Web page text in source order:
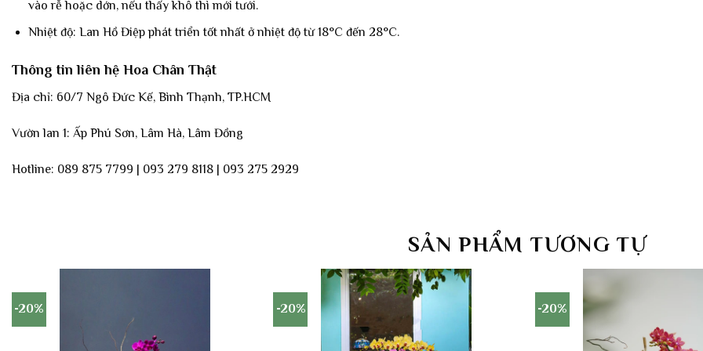
vào rễ hoặc dớn, nếu thấy khô thì mới tưới.
Nhiệt độ: Lan Hồ Điệp phát triển tốt nhất ở nhiệt độ từ 18°C đến 28°C.
Thông tin liên hệ Hoa Chân Thật
Địa chỉ: 60/7 Ngô Đức Kế, Bình Thạnh, TP.HCM
Vườn lan 1: Ấp Phú Sơn, Lâm Hà, Lâm Đồng
Hotline: 089 875 7799 | 093 279 8118 | 093 275 2929
SẢN PHẨM TƯƠNG TỰ
-20% -20% -20%